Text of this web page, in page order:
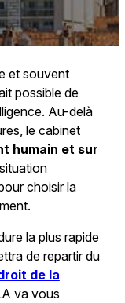
et souvent
possible de
Au-delà
le cabinet
humain et sur
choisir la
la plus rapide
de repartir du
de la
va vous